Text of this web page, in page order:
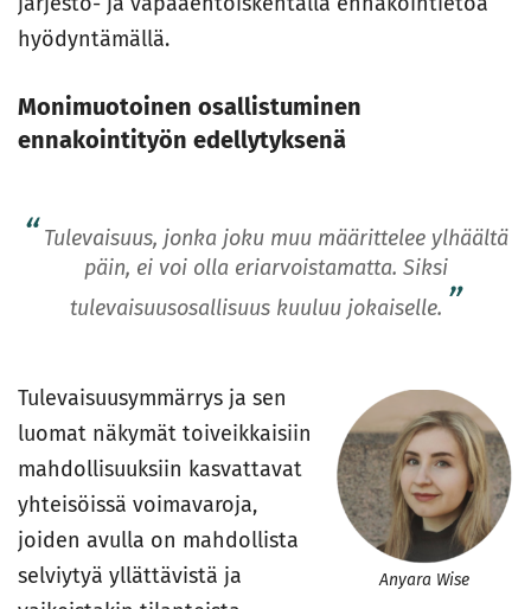
hyödyntämällä.
Monimuotoinen osallistuminen
ennakointityön edellytyksenä
Tulevaisuus, jonka joku muu määrittelee ylhäältä
päin, ei voi olla eriarvoistamatta. Siksi
tulevaisuusosallisuus kuuluu jokaiselle.
Anyara Wise
Tulevaisuusymmärrys ja sen
luomat näkymät toiveikkaisiin
mahdollisuuksiin kasvattavat
yhteisöissä voimavaroja,
joiden avulla on mahdollista
selviytyä yllättävistä ja